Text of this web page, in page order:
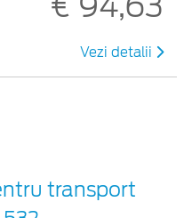
Vezi detalii
transport